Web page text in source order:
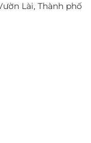
Lài, Thành phố